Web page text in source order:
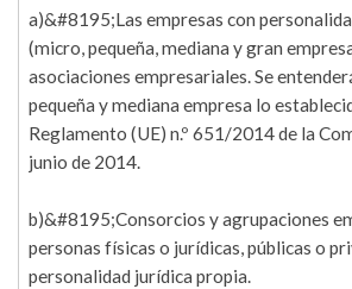
a)&#8195;Las empresas con
(micro, pequeña, mediana y gran
asociaciones empresariales. Se
pequeña y mediana empresa lo
Reglamento (UE) n.º 651/2014 de la
junio de 2014.
b)&#8195;Consorcios y agrupaciones
personas físicas o jurídicas, públicas o
personalidad jurídica propia.